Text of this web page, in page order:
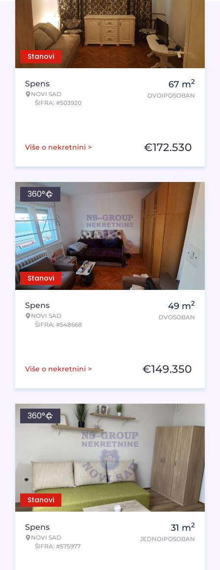
Stanovi
Spens
NOVI SAD
ŠIFRA: #503920
67 m2
DVOIPOSOBAN
Više o nekretnini > €172.530
Stanovi
360°
Spens
NOVI SAD
ŠIFRA: #548668
49 m2
DVOSOBAN
Više o nekretnini > €149.350
Stanovi
360°
Spens
NOVI SAD
ŠIFRA: #575977
31 m2
JEDNOIPOSOBAN